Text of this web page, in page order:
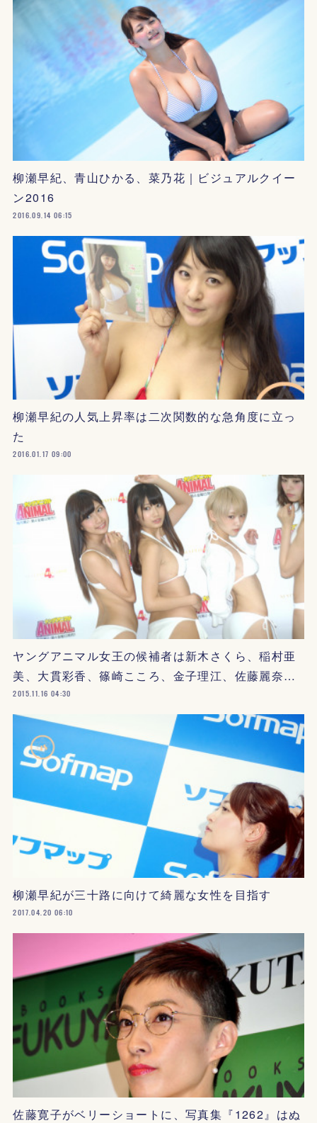
柳瀬早紀、青山ひかる、菜乃花｜ビジュアルクイー
ン2016
2016.09.14 06:15
柳瀬早紀の人気上昇率は二次関数的な急角度に立っ
た
2016.01.17 09:00
ヤングアニマル女王の候補者は新木さくら、稲村亜
美、大貫彩香、篠崎こころ、金子理江、佐藤麗奈…
2015.11.16 04:30
柳瀬早紀が三十路に向けて綺麗な女性を目指す
2017.04.20 06:10
佐藤寛子がベリーショートに、写真集『1262』はぬ